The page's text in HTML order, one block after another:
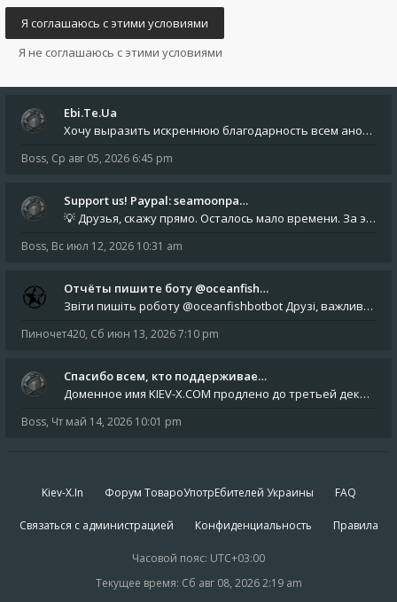
Ebi.Te.Ua
Хочу выразить искреннюю благодарность всем анонимным пользователям, которые поддержали наше сообщество финансово. Благод
Boss, Ср авг 05, 2026 6:45 pm
Support us! Paypal: seamoonpa…
💡 Друзья, скажу прямо. Осталось мало времени. За это время нам нужно закрыть последние обязательные расходы: около 500
Boss, Вс июл 12, 2026 10:31 am
Отчёты пишите боту @oceanfish…
Звіти пишіть роботу @oceanfishbotbot Друзі, важливе повідомлення для учасників форума. Основне звернення опублікован
Пиночет420, Сб июн 13, 2026 7:10 pm
Спасибо всем, кто поддерживае…
Доменное имя KIEV-X.COM продлено до третьей декады августа 2027 года! Спасибо всем анонимным пользователям, которые по
Boss, Чт май 14, 2026 10:01 pm
Kiev-X.In Форум ТовароУпотрЕбителей Украины FAQ
Связаться с администрацией Конфиденциальность Правила
Часовой пояс: UTC+03:00
Текущее время: Сб авг 08, 2026 2:19 am